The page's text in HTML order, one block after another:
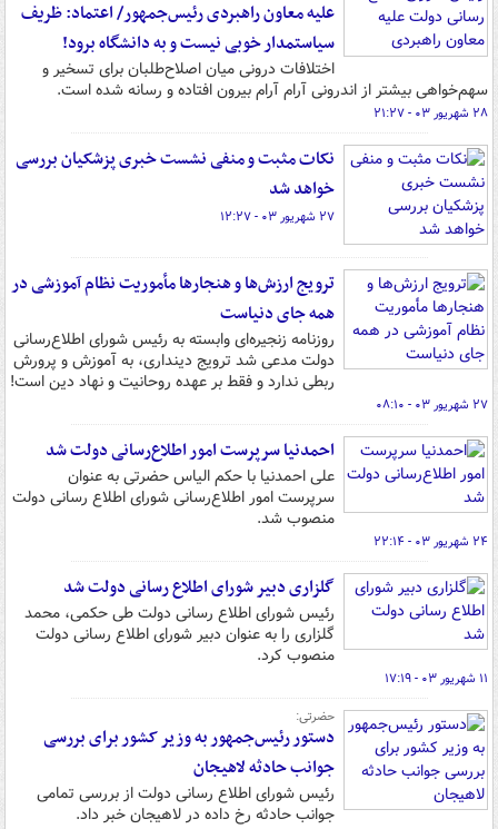
علیه معاون راهبردی رئیس‌جمهور/ اعتماد: ظریف
سیاستمدار خوبی نیست و به دانشگاه برود!
اختلافات درونی میان اصلاح‌طلبان برای تسخیر و
سهم‌خواهی بیشتر از اندرونی آرام آرام بیرون افتاده و رسانه شده است.
۲۸ شهریور ۰۳ - ۲۱:۲۷
نکات مثبت و منفی نشست خبری پزشکیان بررسی
خواهد شد
۲۷ شهریور ۰۳ - ۱۲:۲۷
ترویج ارزش‌ها و هنجارها مأموریت نظام آموزشی در
همه جای دنیاست
روزنامه زنجیره‌ای وابسته به رئیس شورای اطلاع‌رسانی
دولت مدعی شد ترویج دینداری، به آموزش و پرورش
ربطی ندارد و فقط بر عهده روحانیت و نهاد دین است!
۲۷ شهریور ۰۳ - ۰۸:۱۰
احمدنیا سرپرست امور اطلاع‌رسانی دولت شد
علی احمدنیا با حکم الیاس حضرتی به عنوان
سرپرست امور اطلاع‌رسانی شورای اطلاع رسانی دولت
منصوب شد.
۲۴ شهریور ۰۳ - ۲۲:۱۴
گلزاری دبیر شورای اطلاع رسانی دولت شد
رئیس شورای اطلاع رسانی دولت طی حکمی، محمد
گلزاری را به عنوان دبیر شورای اطلاع رسانی دولت
منصوب کرد.
۱۱ شهریور ۰۳ - ۱۷:۱۹
حضرتی:
دستور رئیس‌جمهور به وزیر کشور برای بررسی
جوانب حادثه لاهیجان
رئیس شورای اطلاع رسانی دولت از بررسی تمامی
جوانب حادثه رخ داده در لاهیجان خبر داد.